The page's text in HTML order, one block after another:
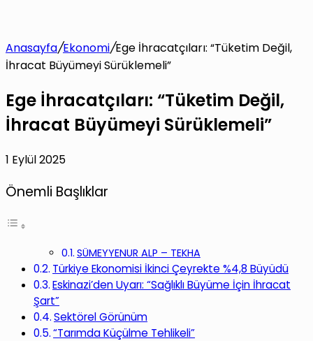
Anasayfa/Ekonomi/Ege İhracatçıları: “Tüketim Değil,
İhracat Büyümeyi Sürüklemeli”
Ege İhracatçıları: “Tüketim Değil,
İhracat Büyümeyi Sürüklemeli”
1 Eylül 2025
Önemli Başlıklar
SÜMEYYENUR ALP – TEKHA
Türkiye Ekonomisi İkinci Çeyrekte %4,8 Büyüdü
Eskinazi’den Uyarı: “Sağlıklı Büyüme İçin İhracat
Şart”
Sektörel Görünüm
“Tarımda Küçülme Tehlikeli”